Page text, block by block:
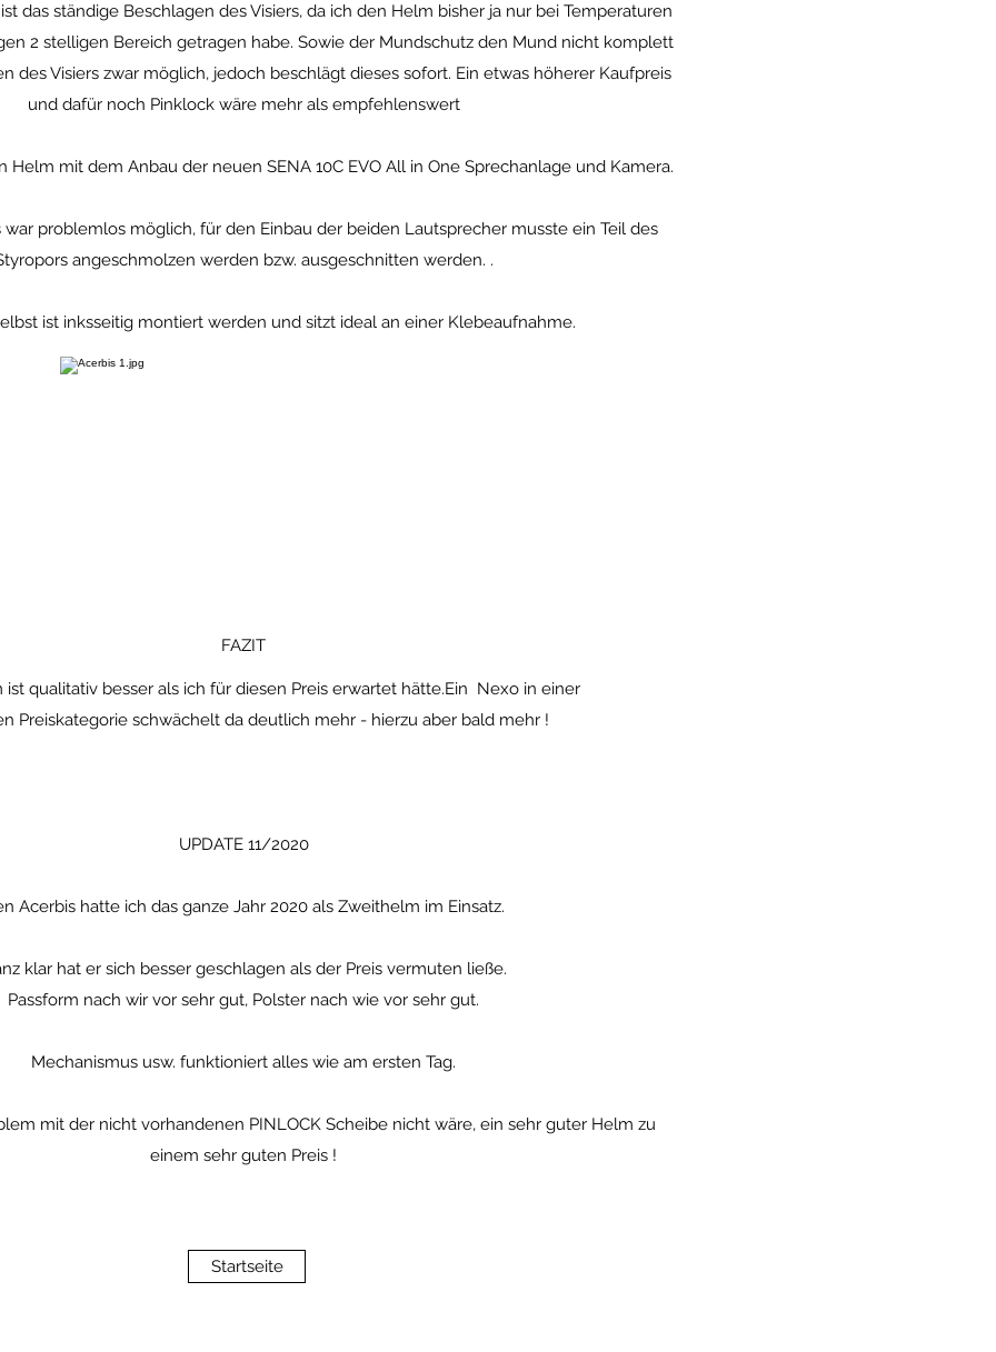
das ständige Beschlagen des Visiers, da ich den Helm bisher ja nur bei Temperaturen
2 stelligen Bereich getragen habe. Sowie der Mundschutz den Mund nicht komplett
des Visiers zwar möglich, jedoch beschlägt dieses sofort. Ein etwas höherer Kaufpreis
und dafür noch Pinklock wäre mehr als empfehlenswert
Helm mit dem Anbau der neuen SENA 10C EVO All in One Sprechanlage und Kamera.
war problemlos möglich, für den Einbau der beiden Lautsprecher musste ein Teil des
angeschmolzen werden bzw. ausgeschnitten werden. .
ist inksseitig montiert werden und sitzt ideal an einer Klebeaufnahme.
FAZIT
ist qualitativ besser als ich für diesen Preis erwartet hätte.Ein Nexo in einer
Preiskategorie schwächelt da deutlich mehr - hierzu aber bald mehr !
UPDATE 11/2020
Acerbis hatte ich das ganze Jahr 2020 als Zweithelm im Einsatz.
klar hat er sich besser geschlagen als der Preis vermuten ließe.
Passform nach wir vor sehr gut, Polster nach wie vor sehr gut.
Mechanismus usw. funktioniert alles wie am ersten Tag.
mit der nicht vorhandenen PINLOCK Scheibe nicht wäre, ein sehr guter Helm zu
einem sehr guten Preis !
Startseite